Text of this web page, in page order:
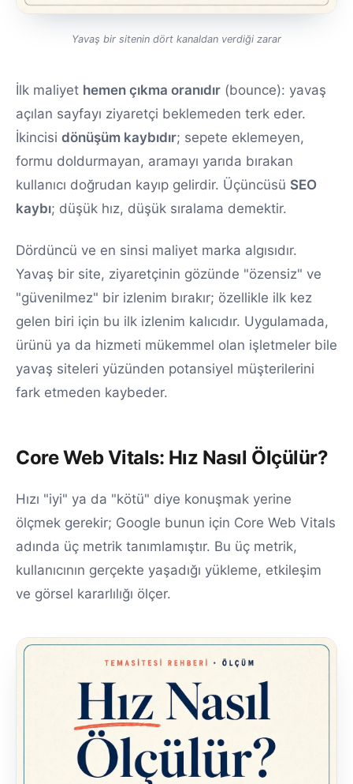
Yavaş bir sitenin dört kanaldan verdiği zarar
İlk maliyet hemen çıkma oranıdır (bounce): yavaş
açılan sayfayı ziyaretçi beklemeden terk eder.
İkincisi dönüşüm kaybıdır; sepete eklemeyen,
formu doldurmayan, aramayı yarıda bırakan
kullanıcı doğrudan kayıp gelirdir. Üçüncüsü SEO
kaybı; düşük hız, düşük sıralama demektir.
Dördüncü ve en sinsi maliyet marka algısıdır.
Yavaş bir site, ziyaretçinin gözünde "özensiz" ve
"güvenilmez" bir izlenim bırakır; özellikle ilk kez
gelen biri için bu ilk izlenim kalıcıdır. Uygulamada,
ürünü ya da hizmeti mükemmel olan işletmeler bile
yavaş siteleri yüzünden potansiyel müşterilerini
fark etmeden kaybeder.
Core Web Vitals: Hız Nasıl Ölçülür?
Hızı "iyi" ya da "kötü" diye konuşmak yerine
ölçmek gerekir; Google bunun için Core Web Vitals
adında üç metrik tanımlamıştır. Bu üç metrik,
kullanıcının gerçekte yaşadığı yükleme, etkileşim
ve görsel kararlılığı ölçer.